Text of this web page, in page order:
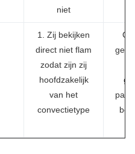
niet
1. Zij bekijken
direct niet flam
zodat zijn zij
hoofdzakelijk
van het
convectietype